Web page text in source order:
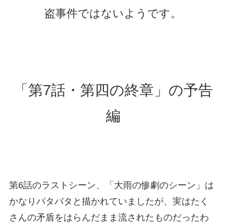
盗事件ではないようです。
「第7話・第四の終章」の予告
編
第6話のラストシーン、「大雨の惨劇のシーン」は
かなりバタバタと描かれていましたが、実はたく
さんの矛盾をはらんだまま流されたものだったわ